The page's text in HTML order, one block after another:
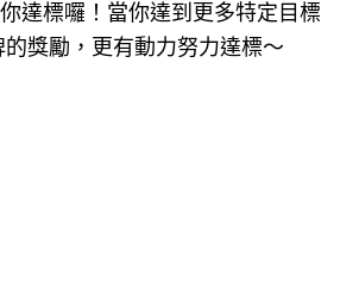
達標囉！當你達到更多特定目標
獎勵，更有動力努力達標～